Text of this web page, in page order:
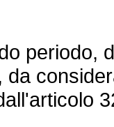
periodo,
da